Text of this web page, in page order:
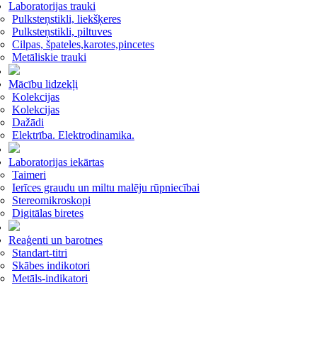
Laboratorijas trauki
Pulksteņstikli, liekšķeres
Pulksteņstikli, piltuves
Cilpas, špateles,karotes,pincetes
Metāliskie trauki
Mācību lidzekļi
Kolekcijas
Kolekcijas
Dažādi
Elektrība. Elektrodinamika.
Laboratorijas iekārtas
Taimeri
Ierīces graudu un miltu malēju rūpniecībai
Stereomikroskopi
Digitālas biretes
Reaģenti un barotnes
Standart-titri
Skābes indikotori
Metāls-indikatori